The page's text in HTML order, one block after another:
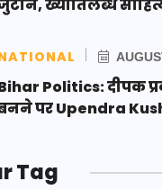
ख्यातिलब्ध
Politics: दीपक
पर Upendra
Tag